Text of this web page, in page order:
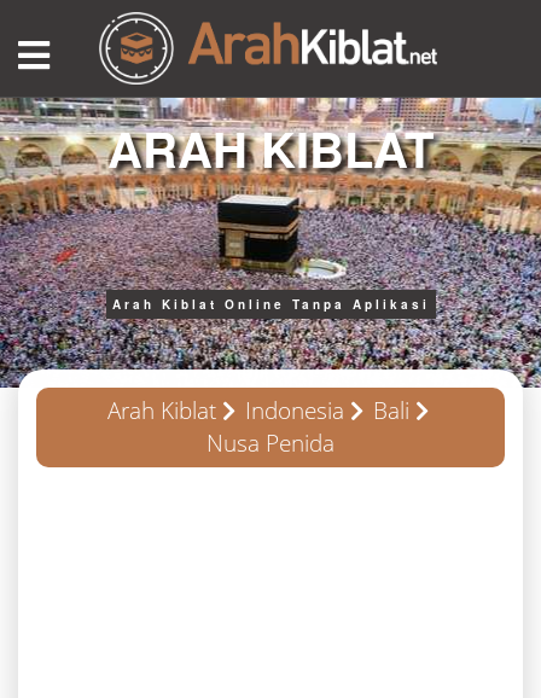
ARAH KIBLAT
Arah Kiblat Online Tanpa Aplikasi
Arah Kiblat Indonesia
Bali
Nusa Penida